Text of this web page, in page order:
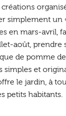
simplement un
en mars-avril,
août, prendre
de pomme
simples et
le jardin, à
petits habitants.